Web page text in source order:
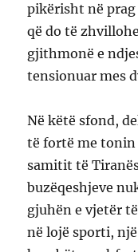
pikërisht në
që do të
gjithmonë e
tensionuar mes
Në këtë sfond,
të fortë me tonin
samitit të
buzëqeshjeve
gjuhën e vjetër
në lojë sporti,